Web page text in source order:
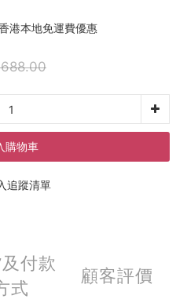
港本地免運費優惠
購物車
追蹤清單
付款
式
顧客評價